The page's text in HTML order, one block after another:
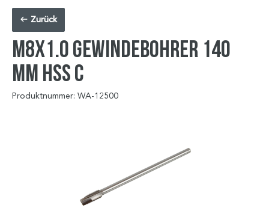
Zurück
M8x1.0 Gewindebohrer 140
mm HSS C
Produktnummer: WA-12500